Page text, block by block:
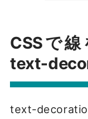
CSSで
text-
text-